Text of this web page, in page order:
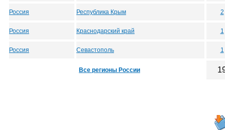
Россия Республика Крым 2
Россия Краснодарский край 1
Россия Севастополь 1
Все регионы России